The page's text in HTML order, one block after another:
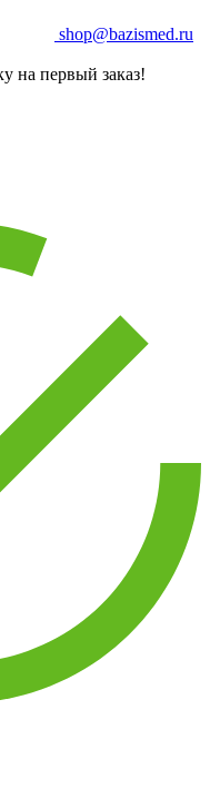
shop@bazismed.ru
на первый заказ!